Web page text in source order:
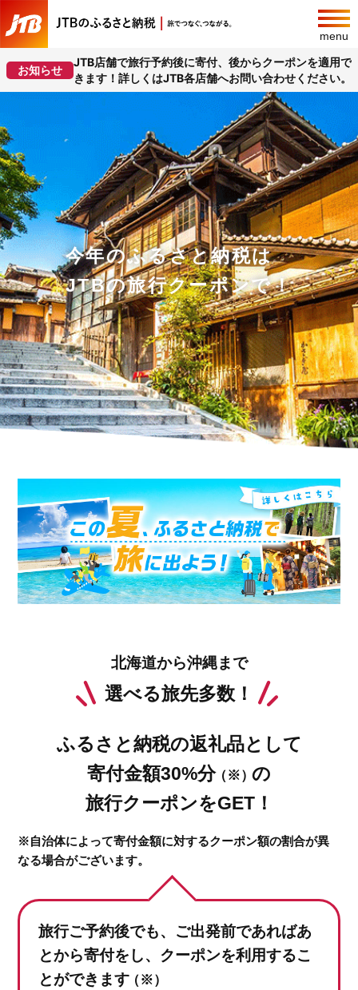
menu
お知らせ
JTB店舗で旅行予約後に寄付、後からクーポンを適用で
きます！詳しくはJTB各店舗へお問い合わせください。
今年のふるさと納税は
JTBの旅行クーポンで！
北海道から沖縄まで
選べる旅先多数！
ふるさと納税の返礼品として
寄付金額30%分（※）の
旅行クーポンをGET！
※自治体によって寄付金額に対するクーポン額の割合が異
なる場合がございます。
旅行ご予約後でも、ご出発前であればあ
とから寄付をし、クーポンを利用するこ
とができます（※）